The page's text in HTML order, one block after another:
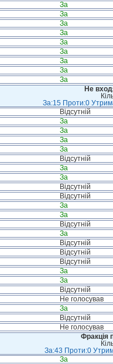
За
За
За
За
За
За
За
За
За
Не
За:15 Проти:0
Відсутній
За
За
За
За
Відсутній
За
За
Відсутній
Відсутній
За
За
Відсутній
За
Відсутній
Відсутній
Відсутній
За
За
Відсутній
Не голосував
За
Відсутній
Не голосував
Фракція
За:43 Проти:0
За